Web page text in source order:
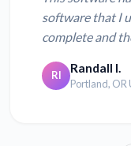
software that I
complete and
RI Randall I.
Portland, OR